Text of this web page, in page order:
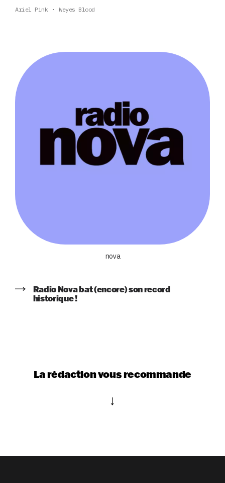
Ariel Pink Weyes Blood
nova
Radio Nova bat (encore) son record
historique !
La rédaction vous recommande